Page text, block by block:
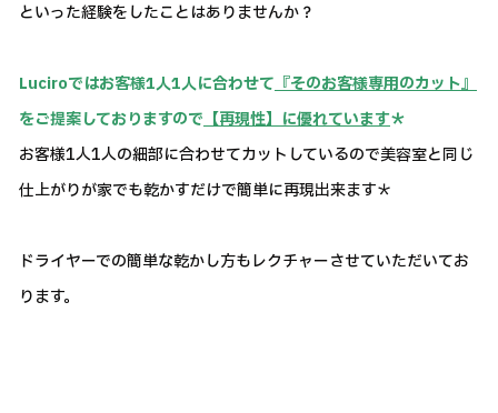
といった経験をしたことはありませんか？
Luciroではお客様1人1人に合わせて『そのお客様専用のカット』
をご提案しておりますので【再現性】に優れています＊
お客様1人1人の細部に合わせてカットしているので美容室と同じ
仕上がりが家でも乾かすだけで簡単に再現出来ます＊
ドライヤーでの簡単な乾かし方もレクチャーさせていただいてお
ります。